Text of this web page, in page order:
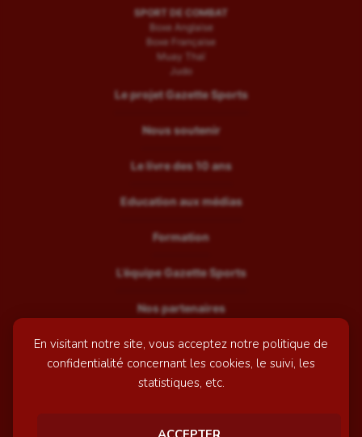
En visitant notre site, vous acceptez notre politique de
confidentialité concernant les cookies, le suivi, les
statistiques, etc.
SPORT DE COMBAT
Boxe Anglaise
Boxe Française
Muay Thaï
Judo
Le projet Gazette Sports
Nous soutenir
Le livre des 10 ans
Education aux médias
Formation
L’équipe Gazette Sports
Nos partenaires
Recrutement
Mentions légales